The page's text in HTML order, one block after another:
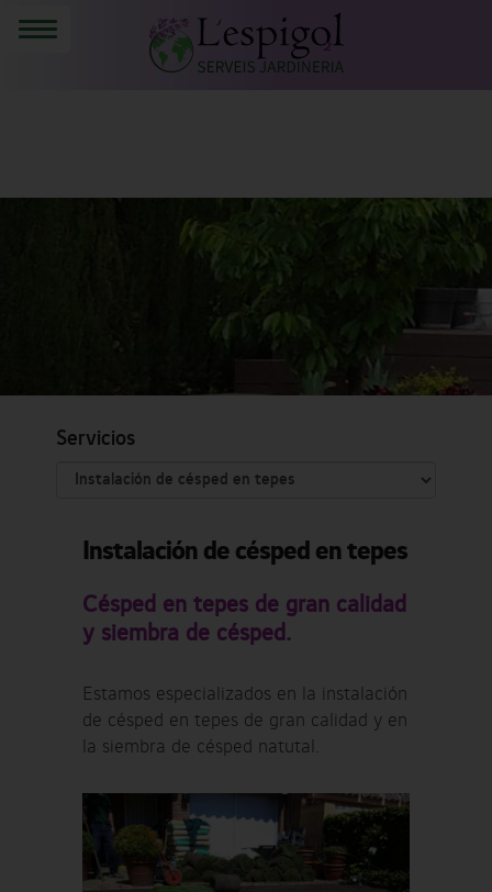
Servicios
Instalación de césped en tepes
Césped en tepes de gran calidad
y siembra de césped.
Estamos especializados en la instalación
de césped en tepes de gran calidad y en
la siembra de césped natutal.